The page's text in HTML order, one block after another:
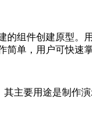
组件创建原型
单，用户可快速掌
主要用途是制作